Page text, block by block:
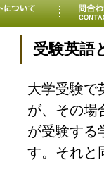
受験英語
大学受験で
が、その場
が受験する
す。それと